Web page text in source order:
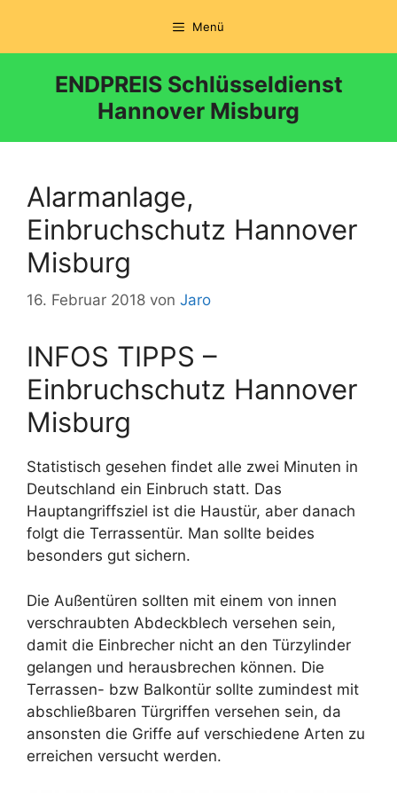
springen
Menü
ENDPREIS Schlüsseldienst
Hannover Misburg
Alarmanlage,
Einbruchschutz Hannover
Misburg
16. Februar 2018 von Jaro
INFOS TIPPS –
Einbruchschutz Hannover
Misburg
Statistisch gesehen findet alle zwei Minuten in
Deutschland ein Einbruch statt. Das
Hauptangriffsziel ist die Haustür, aber danach
folgt die Terrassentür. Man sollte beides
besonders gut sichern.
Die Außentüren sollten mit einem von innen
verschraubten Abdeckblech versehen sein,
damit die Einbrecher nicht an den Türzylinder
gelangen und herausbrechen können. Die
Terrassen- bzw Balkontür sollte zumindest mit
abschließbaren Türgriffen versehen sein, da
ansonsten die Griffe auf verschiedene Arten zu
erreichen versucht werden.